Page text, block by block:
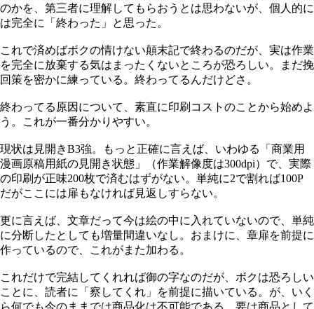
のかを、第三者に理解してもらおうとは思わないが、個人的に
は完全に「終わった」と思った。
これで済めばボクの情けない顛末記で終わるのだが、実は作業
を完全に放棄する気はまったくないところが恐ろしい。まだ挽
回策を密かに練っている。終わってるんだけどさ。
終わってる原因について、素直に印刷コストのことから始めよ
う。これが一番分かりやすい。
現状は見開きB3強。もっと正確に言えば、いわゆる「商業用
漫画原稿用紙の見開き状態」（作業解像度は300dpi）で、実際
の印刷が正味200枚で済むはずがない。単純に2で割れば100P
だがここには扉もなければ見返しすらない。
更に言えば、文章だって今は絵の中に入れていないので、単純
に分断したとしても増量間違いなし。おまけに、章扉を前提に
作っているので、これがまた加わる。
これだけで完結してくれれば御の字なのだが、ボクは恐ろしい
ことに、読者に「察してくれ」を前提に描いている。が、いく
ら何でも今のままでは商品化は不可能である。要は商品として